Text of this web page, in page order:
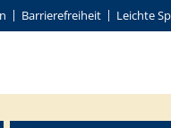
Barrierefreiheit Leichte